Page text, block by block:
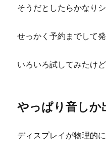
そうだとしたらかなり
せっかく予約までして
いろいろ試してみたけど
やっぱり音しか
ディスプレイが物理的